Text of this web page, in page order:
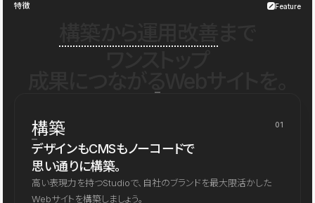
特徴 Feature
構築 01
デザインもCMSもノーコードで
思い通りに構築。
高い表現力を持つStudioで、自社のブランドを最大限活かした
Webサイトを構築しましょう。